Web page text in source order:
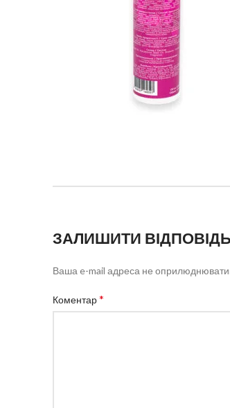
ЗАЛИШИТИ ВІДПОВІДЬ
Ваша e-mail адреса не
Коментар*